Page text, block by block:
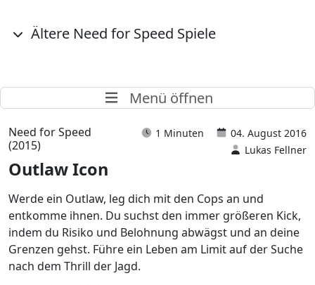
Ältere Need for Speed Spiele
Menü öffnen
Need for Speed
(2015)
1 Minuten
04. August 2016
Lukas Fellner
Outlaw Icon
Werde ein Outlaw, leg dich mit den Cops an und
entkomme ihnen. Du suchst den immer größeren Kick,
indem du Risiko und Belohnung abwägst und an deine
Grenzen gehst. Führe ein Leben am Limit auf der Suche
nach dem Thrill der Jagd.